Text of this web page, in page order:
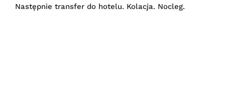
Następnie transfer do hotelu. Kolacja. Nocleg.